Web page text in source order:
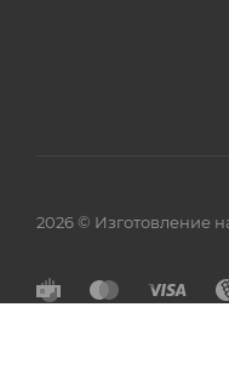
2026 © Изготовление